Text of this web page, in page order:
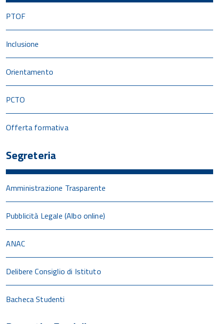
PTOF
Inclusione
Orientamento
PCTO
Offerta formativa
Segreteria
Amministrazione Trasparente
Pubblicità Legale (Albo online)
ANAC
Delibere Consiglio di Istituto
Bacheca Studenti